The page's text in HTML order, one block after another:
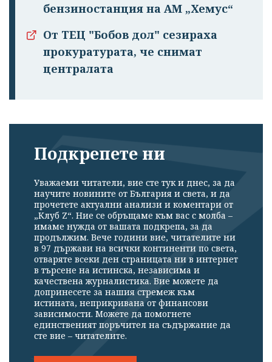
бензиностанция на АМ „Хемус“
От ТЕЦ "Бобов дол" сезираха
прокуратурата, че снимат
централата
Подкрепете ни
Уважаеми читатели, вие сте тук и днес, за да
научите новините от България и света, и да
прочетете актуални анализи и коментари от
„Клуб Z“. Ние се обръщаме към вас с молба –
имаме нужда от вашата подкрепа, за да
продължим. Вече години вие, читателите ни
в 97 държави на всички континенти по света,
отваряте всеки ден страницата ни в интернет
в търсене на истинска, независима и
качествена журналистика. Вие можете да
допринесете за нашия стремеж към
истината, неприкривана от финансови
зависимости. Можете да помогнете
единственият поръчител на съдържание да
сте вие – читателите.